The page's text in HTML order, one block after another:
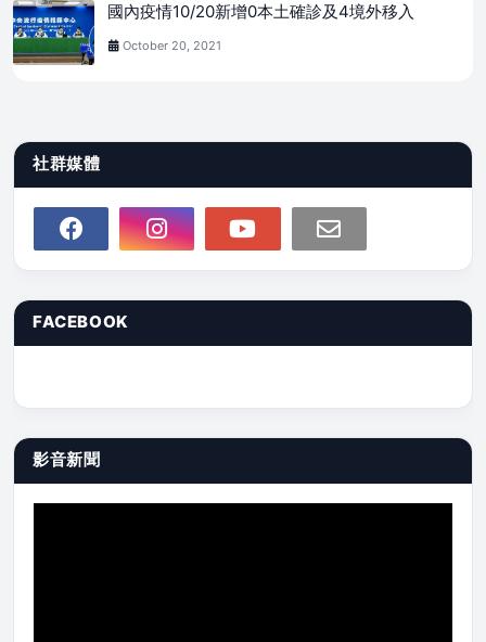
國內疫情10/20新增0本土確診及4境外移入
October 20, 2021
社群媒體
FACEBOOK
影音新聞